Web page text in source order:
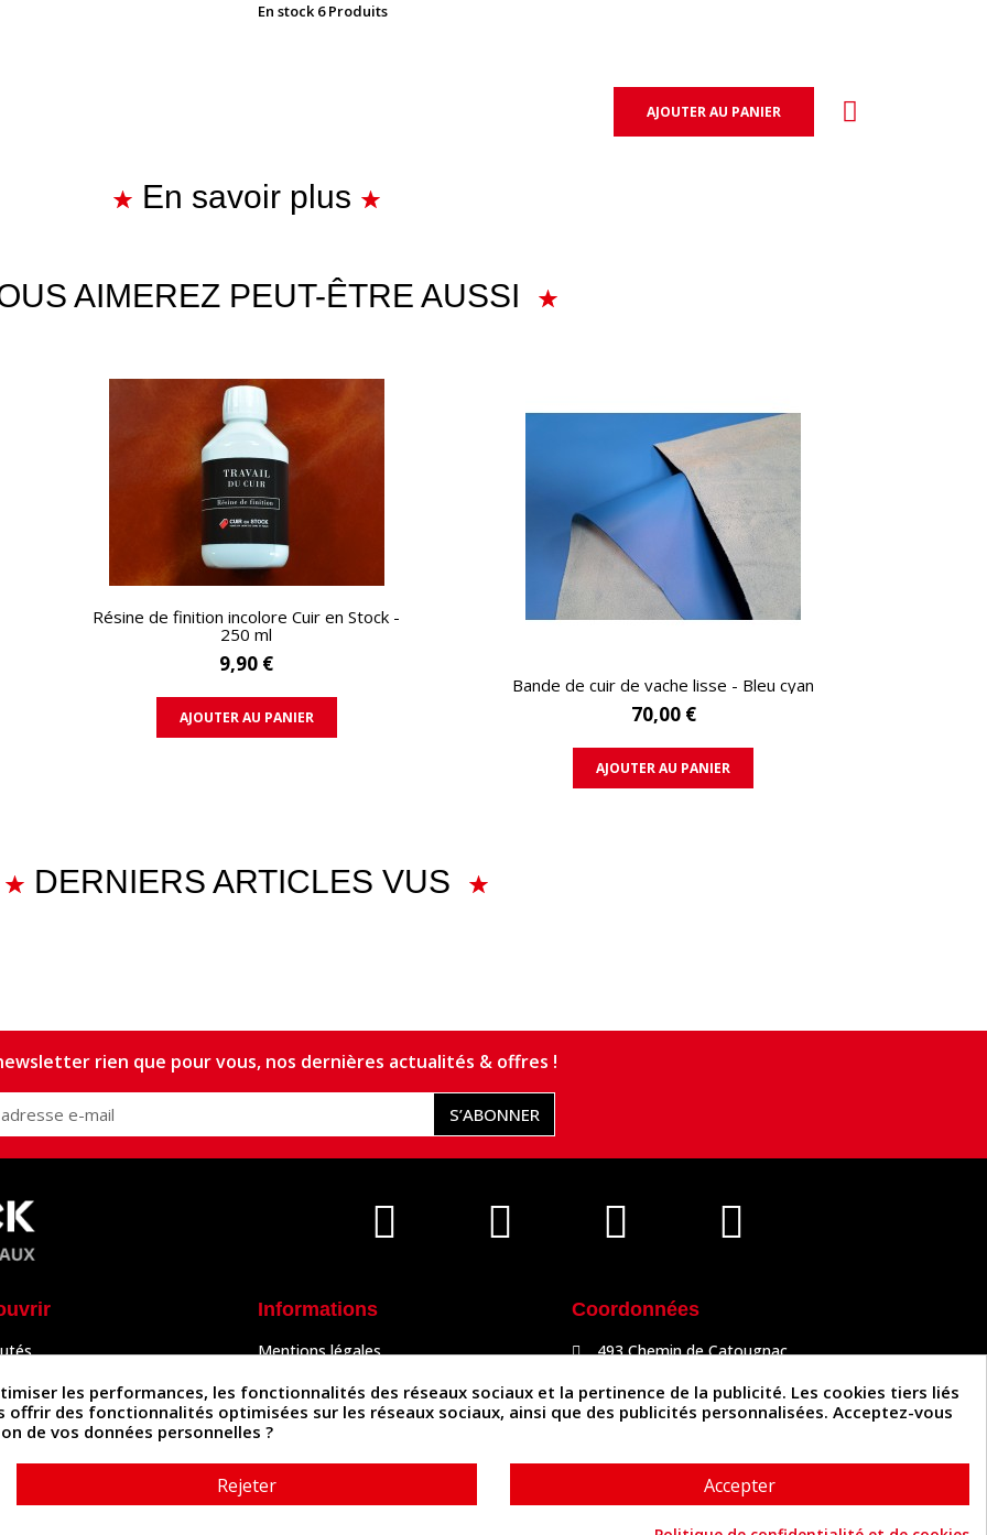
En stock 6 Produits
AJOUTER AU PANIER
En savoir plus
AIMEREZ PEUT-ÊTRE AUSSI
APERÇU RAPIDE
Résine de finition incolore Cuir en Stock -
250 ml
9,90 €
AJOUTER AU PANIER
APERÇU RAPIDE
Bande de cuir de vache lisse - Bleu cyan
70,00 €
AJOUTER AU PANIER
DERNIERS ARTICLES VUS
rien que pour vous, nos dernières actualités & offres !
S’ABONNER
Accessoires
Informations
Mentions légales
Politique de confidentialité
Politique des cookies
Contactez-nous
Coordonnées
493 Chemin de Catougnac
05 63 34 51 88
contact@cuirenstock.com
les performances, les fonctionnalités des réseaux sociaux et la pertinence de la publicité. Les cookies tiers liés
des fonctionnalités optimisées sur les réseaux sociaux, ainsi que des publicités personnalisées. Acceptez-vous
de vos données personnelles ?
Rejeter Accepter